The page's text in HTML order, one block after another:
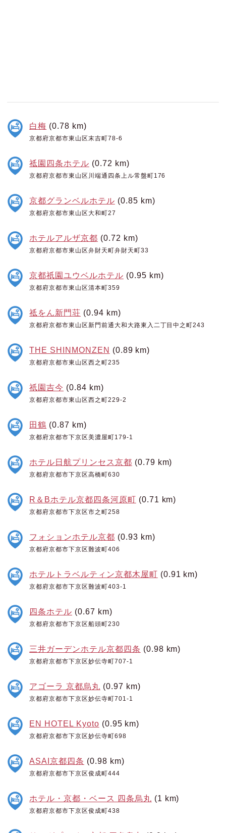
白梅 (0.78 km)
京都府京都市東山区末吉町78-6
祗園四条ホテル (0.72 km)
京都府京都市東山区川端通四条上ル常盤町176
京都グランベルホテル (0.85 km)
京都府京都市東山区大和町27
ホテルアルザ京都 (0.72 km)
京都府京都市東山区弁財天町弁財天町33
京都祇園ユウベルホテル (0.95 km)
京都府京都市東山区清本町359
祗をん新門荘 (0.94 km)
京都府京都市東山区新門前通大和大路東入二丁目中之町243
THE SHINMONZEN (0.89 km)
京都府京都市東山区西之町235
祇園吉今 (0.84 km)
京都府京都市東山区西之町229-2
田鶴 (0.87 km)
京都府京都市下京区美濃屋町179-1
ホテル日航プリンセス京都 (0.79 km)
京都府京都市下京区高橋町630
R＆Bホテル京都四条河原町 (0.71 km)
京都府京都市下京区市之町258
フォションホテル京都 (0.93 km)
京都府京都市下京区難波町406
ホテルトラベルティン京都木屋町 (0.91 km)
京都府京都市下京区難波町403-1
四条ホテル (0.67 km)
京都府京都市下京区船頭町230
三井ガーデンホテル京都四条 (0.98 km)
京都府京都市下京区妙伝寺町707-1
アゴーラ 京都烏丸 (0.97 km)
京都府京都市下京区妙伝寺町701-1
EN HOTEL Kyoto (0.95 km)
京都府京都市下京区妙伝寺町698
ASAI京都四条 (0.98 km)
京都府京都市下京区俊成町444
ホテル・京都・ベース 四条烏丸 (1 km)
京都府京都市下京区俊成町438